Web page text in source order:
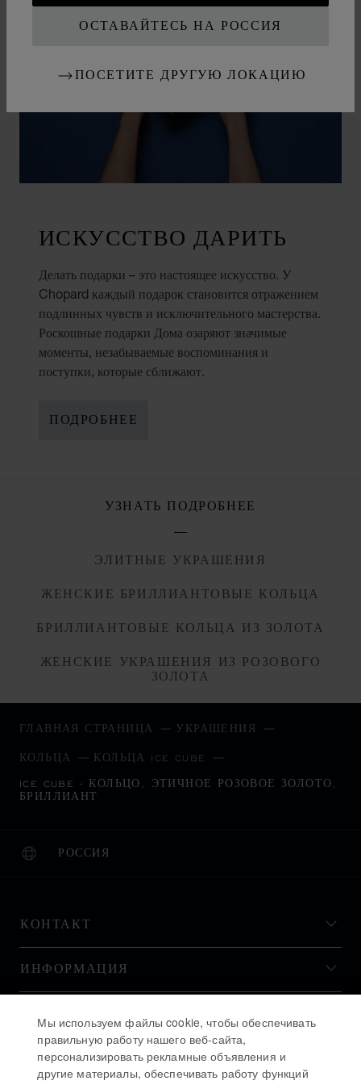
ОСТАВАЙТЕСЬ НА РОССИЯ
ПОСЕТИТЕ ДРУГУЮ ЛОКАЦИЮ
ИСКУССТВО ДАРИТЬ
Делать подарки – это настоящее искусство. У
Chopard каждый подарок становится отражением
подлинных чувств и исключительного мастерства.
Роскошные подарки Дома озаряют значимые
моменты, незабываемые воспоминания и
поступки, которые сближают.
ПОДРОБНЕЕ
УЗНАТЬ ПОДРОБНЕЕ
ЭЛИТНЫЕ УКРАШЕНИЯ
ЖЕНСКИЕ БРИЛЛИАНТОВЫЕ КОЛЬЦА
БРИЛЛИАНТОВЫЕ КОЛЬЦА ИЗ ЗОЛОТА
ЖЕНСКИЕ УКРАШЕНИЯ ИЗ РОЗОВОГО
ЗОЛОТА
ГЛАВНАЯ СТРАНИЦА УКРАШЕНИЯ
КОЛЬЦА КОЛЬЦА ICE CUBE
ICE CUBE - КОЛЬЦО, ЭТИЧНОЕ РОЗОВОЕ ЗОЛОТО,
БРИЛЛИАНТ
РОССИЯ
ЛОКАЛИЗАЦИЯ (ИЗМЕНИТЬ СТРАНУ)
ИЗМЕНИТЬ СТРАНУ
КОНТАКТ
ИНФОРМАЦИЯ
ОСТАВАЙТЕСЬ В КУРСЕ
Мы используем файлы cookie, чтобы обеспечивать
правильную работу нашего веб-сайта,
персонализировать рекламные объявления и
другие материалы, обеспечивать работу функций